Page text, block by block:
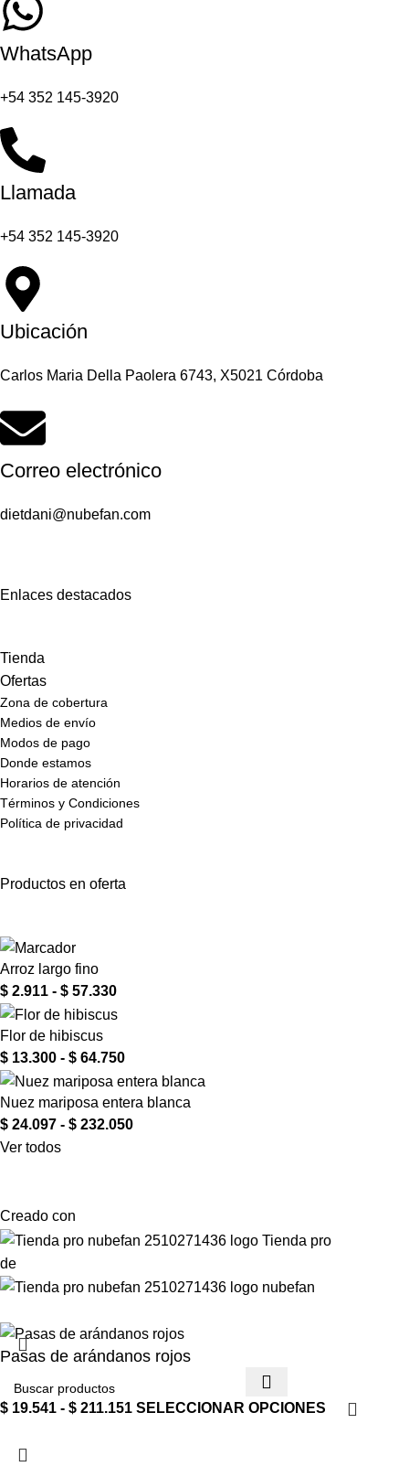
WhatsApp
+54 352 145-3920
Llamada
+54 352 145-3920
Ubicación
Carlos Maria Della Paolera 6743, X5021 Córdoba
Correo electrónico
dietdani@nubefan.com
Enlaces destacados
Tienda
Ofertas
Zona de cobertura
Medios de envío
Modos de pago
Donde estamos
Horarios de atención
Términos y Condiciones
Política de privacidad
Productos en oferta
Arroz largo fino
$ 2.911 - $ 57.330
Flor de hibiscus
$ 13.300 - $ 64.750
Nuez mariposa entera blanca
$ 24.097 - $ 232.050
Ver todos
Creado con
de
Pasas de arándanos rojos
$ 19.541 - $ 211.151 SELECCIONAR OPCIONES